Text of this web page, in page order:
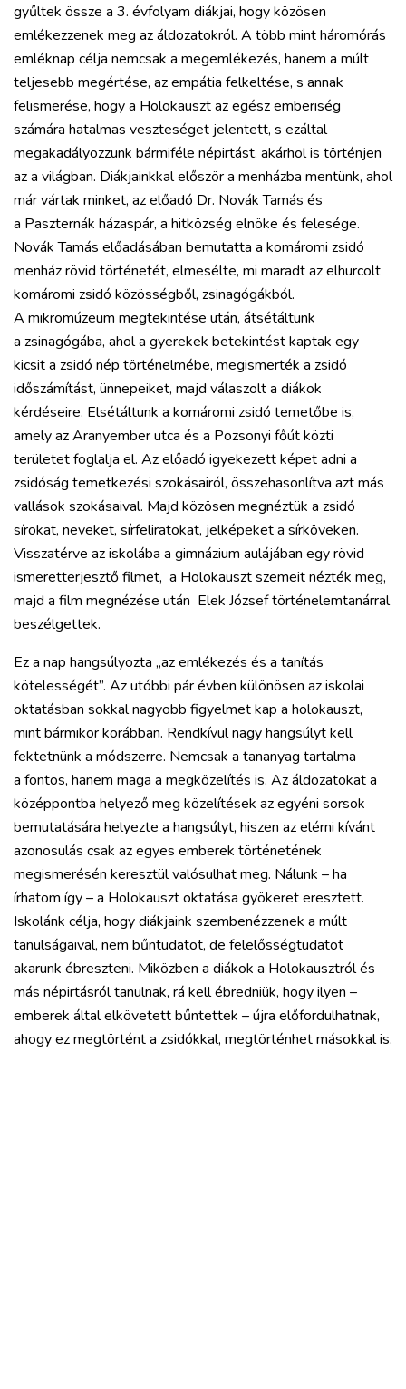
gyűltek össze a 3. évfolyam diákjai, hogy közösen
emlékezzenek meg az áldozatokról. A több mint háromórás
emléknap célja nemcsak a megemlékezés, hanem a múlt
teljesebb megértése, az empátia felkeltése, s annak
felismerése, hogy a Holokauszt az egész emberiség
számára hatalmas veszteséget jelentett, s ezáltal
megakadályozzunk bármiféle népirtást, akárhol is történjen
az a világban. Diákjainkkal először a menházba mentünk, ahol
már vártak minket, az előadó Dr. Novák Tamás és
a Paszternák házaspár, a hitközség elnöke és felesége.
Novák Tamás előadásában bemutatta a komáromi zsidó
menház rövid történetét, elmesélte, mi maradt az elhurcolt
komáromi zsidó közösségből, zsinagógákból.
A mikromúzeum megtekintése után, átsétáltunk
a zsinagógába, ahol a gyerekek betekintést kaptak egy
kicsit a zsidó nép történelmébe, megismerték a zsidó
időszámítást, ünnepeiket, majd válaszolt a diákok
kérdéseire. Elsétáltunk a komáromi zsidó temetőbe is,
amely az Aranyember utca és a Pozsonyi főút közti
területet foglalja el. Az előadó igyekezett képet adni a
zsidóság temetkezési szokásairól, összehasonlítva azt más
vallások szokásaival. Majd közösen megnéztük a zsidó
sírokat, neveket, sírfeliratokat, jelképeket a sírköveken.
Visszatérve az iskolába a gimnázium aulájában egy rövid
ismeretterjesztő filmet, a Holokauszt szemeit nézték meg,
majd a film megnézése után Elek József történelemtanárral
beszélgettek.
Ez a nap hangsúlyozta „az emlékezés és a tanítás
kötelességét”. Az utóbbi pár évben különösen az iskolai
oktatásban sokkal nagyobb figyelmet kap a holokauszt,
mint bármikor korábban. Rendkívül nagy hangsúlyt kell
fektetnünk a módszerre. Nemcsak a tananyag tartalma
a fontos, hanem maga a megközelítés is. Az áldozatokat a
középpontba helyező meg közelítések az egyéni sorsok
bemutatására helyezte a hangsúlyt, hiszen az elérni kívánt
azonosulás csak az egyes emberek történetének
megismerésén keresztül valósulhat meg. Nálunk – ha
írhatom így – a Holokauszt oktatása gyökeret eresztett.
Iskolánk célja, hogy diákjaink szembenézzenek a múlt
tanulságaival, nem bűntudatot, de felelősségtudatot
akarunk ébreszteni. Miközben a diákok a Holokausztról és
más népirtásról tanulnak, rá kell ébredniük, hogy ilyen –
emberek által elkövetett bűntettek – újra előfordulhatnak,
ahogy ez megtörtént a zsidókkal, megtörténhet másokkal is.